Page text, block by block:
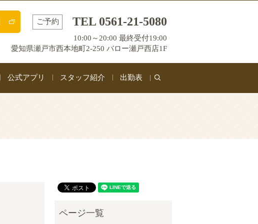
ご予約 TEL 0561-21-5080
10:00～20:00 最終受付19:00
愛知県瀬戸市西本地町2-250 バロー瀬戸西店1F
公式アプリ スタッフ紹介 出勤表
search